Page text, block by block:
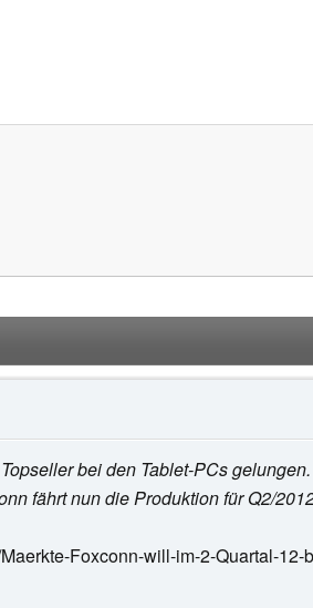
bei den Tablet-PCs
fährt nun die Produktion für Q2/
Foxconn-will-im-2-Quartal-